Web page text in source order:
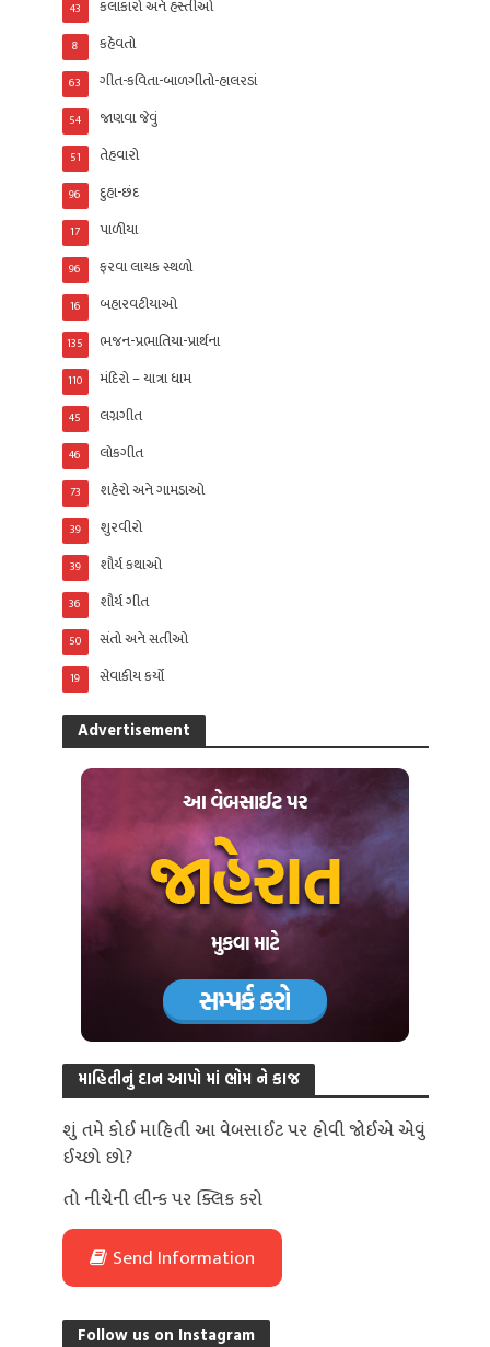
કલાકારો અને હસ્તીઓ
43
કહેવતો
8
ગીત-કવિતા-બાળગીતો-હાલરડાં
63
જાણવા જેવું
54
તેહવારો
51
દુહા-છંદ
96
પાળીયા
17
ફરવા લાયક સ્થળો
96
બહારવટીયાઓ
16
ભજન-પ્રભાતિયા-પ્રાર્થના
135
મંદિરો – યાત્રા ધામ
110
લગ્નગીત
45
લોકગીત
46
શહેરો અને ગામડાઓ
73
શુરવીરો
39
શૌર્ય કથાઓ
39
શૌર્ય ગીત
36
સંતો અને સતીઓ
50
સેવાકીય કર્યો
19
Advertisement
માહિતીનું દાન આપો માં ભોમ ને કાજ
શું તમે કોઈ માહિતી આ વેબસાઈટ પર હોવી જોઈએ એવું
ઈચ્છો છો?
તો નીચેની લીન્ક પર ક્લિક કરો
Send Information
Follow us on Instagram